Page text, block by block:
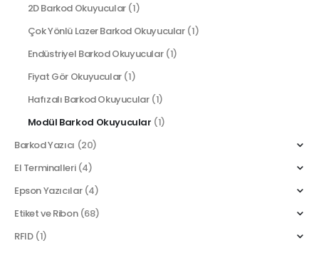
2D Barkod Okuyucular (1)
Çok Yönlü Lazer Barkod Okuyucular (1)
Endüstriyel Barkod Okuyucular (1)
Fiyat Gör Okuyucular (1)
Hafızalı Barkod Okuyucular (1)
Modül Barkod Okuyucular (1)
Barkod Yazıcı (20)
El Terminalleri (4)
Epson Yazıcılar (4)
Etiket ve Ribon (68)
RFID (1)